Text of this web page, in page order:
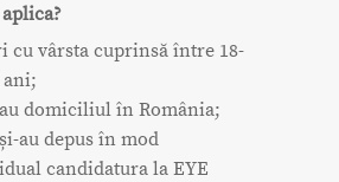
cu vârsta cuprinsă între 18-
ani;
domiciliul în România;
au depus în mod
candidatura la EYE